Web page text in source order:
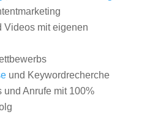
Videos mit eigenen
und Keywordrecherche
und Anrufe mit 100%